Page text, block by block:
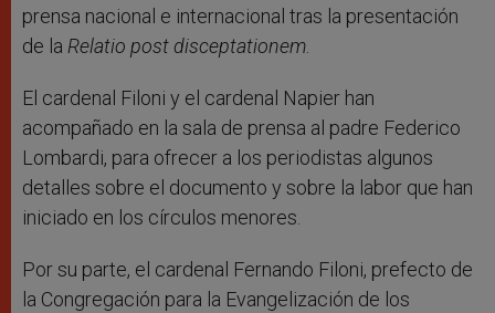
prensa nacional e internacional tras la presentación
de la Relatio post disceptationem.
El cardenal Filoni y el cardenal Napier han
acompañado en la sala de prensa al padre Federico
Lombardi, para ofrecer a los periodistas algunos
detalles sobre el documento y sobre la labor que han
iniciado en los círculos menores.
Por su parte, el cardenal Fernando Filoni, prefecto de
la Congregación para la Evangelización de los